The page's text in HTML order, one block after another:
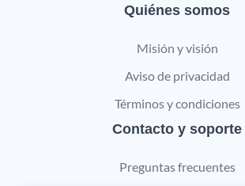
Quiénes somos
Misión y visión
Aviso de privacidad
Términos y condiciones
Contacto y soporte
Preguntas frecuentes